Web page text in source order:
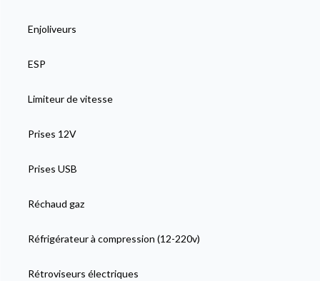
Enjoliveurs
ESP
Limiteur de vitesse
Prises 12V
Prises USB
Réchaud gaz
Réfrigérateur à compression (12-220v)
Rétroviseurs électriques